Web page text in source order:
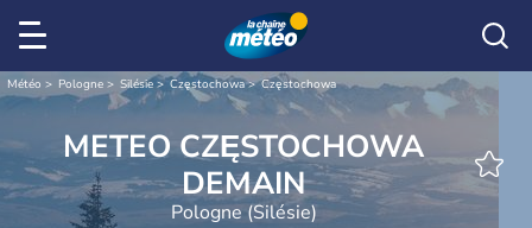
Météo Pologne Silésie Częstochowa Częstochowa
METEO CZĘSTOCHOWA
DEMAIN
Pologne (Silésie)